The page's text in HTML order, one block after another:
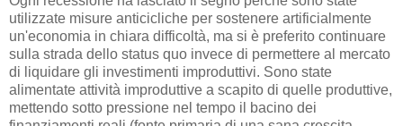
utilizzate misure anticicliche per sostenere artificialmente
un'economia in chiara difficoltà, ma si è preferito continuare
sulla strada dello status quo invece di permettere al mercato
di liquidare gli investimenti improduttivi. Sono state
alimentate attività improduttive a scapito di quelle produttive,
mettendo sotto pressione nel tempo il bacino dei